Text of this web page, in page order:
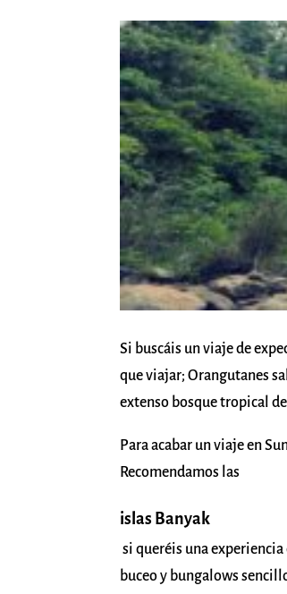
Si buscáis un viaje de
que viajar; Orangutanes
extenso bosque tropical
Para acabar un viaje en
Recomendamos las
islas Banyak
si queréis una
buceo y bungalows